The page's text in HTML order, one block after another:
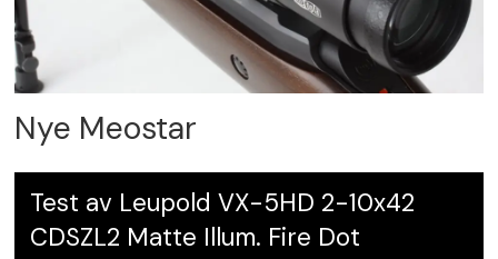
Nye Meostar
Test av Leupold VX-5HD 2-10x42
CDSZL2 Matte Illum. Fire Dot